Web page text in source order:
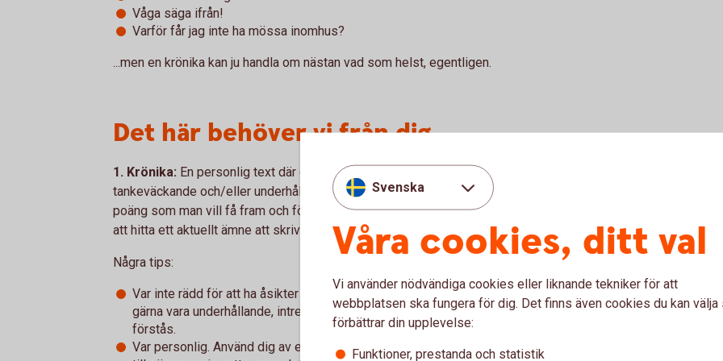
Våga säga ifrån!
Varför får jag inte ha mössa inomhus?
...men en krönika kan ju handla om nästan vad som helst, egentligen.
Det här behöver vi från dig
1. Krönika: En personlig text där du utgår från dina egna erfarenheter. Ska vara
tankeväckande och/eller underhållande. Vanligtvis skriver man i jag-form och har en
poäng som man vill få fram och försöker få till i en rolig eller tänkvärd slutkläm. Försök
att hitta ett aktuellt ämne att skriva om, eller skriva om en situation eller upplevelse.
Några tips:
Var inte rädd för att ha åsikter eller att vara rolig. En krönika ska vara lättläst. Den får
gärna vara underhållande, intressant och lite provocerande. Men inte elak mot andra,
förstås.
Var personlig. Använd dig av egna erfarenheter. ”När jag skulle byta skola grät jag mig
Svenska
Våra cookies, ditt val
Vi använder nödvändiga cookies eller liknande tekniker för att
webbplatsen ska fungera för dig. Det finns även cookies du kan välja
förbättrar din upplevelse:
Funktioner, prestanda och statistik